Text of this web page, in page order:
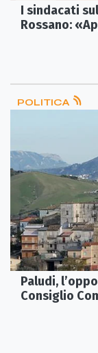
I sindacati
Rossano:
POLITICA
Paludi,
Consiglio